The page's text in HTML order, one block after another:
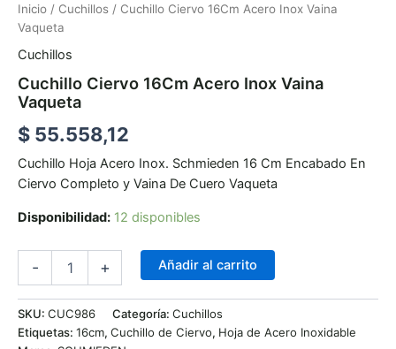
Inicio / Cuchillos / Cuchillo Ciervo 16Cm Acero Inox Vaina
Vaqueta
Cuchillos
Cuchillo Ciervo 16Cm Acero Inox Vaina
Vaqueta
$ 55.558,12
Cuchillo Hoja Acero Inox. Schmieden 16 Cm Encabado En
Ciervo Completo y Vaina De Cuero Vaqueta
Disponibilidad: 12 disponibles
- + Añadir al carrito
SKU: CUC986 Categoría: Cuchillos
Etiquetas: 16cm, Cuchillo de Ciervo, Hoja de Acero Inoxidable